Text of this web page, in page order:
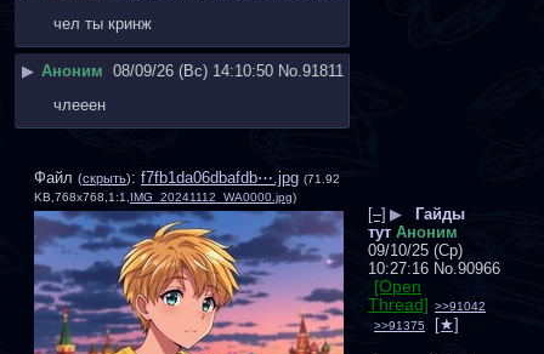
чел ты кринж
▶ Аноним 08/09/26 (Вс) 14:10:50 No. 91811
члееен
Файл (скрыть): f7fb1da06dbafdb⋯.jpg (71.92
KB,768x768,1:1, IMG_20241112_WA0000.jpg)
[–] ▶
Гайды
тут Аноним
09/10/25 (Ср)
10:27:16 No.90966
[Open
Thread] >>91042
>>91375